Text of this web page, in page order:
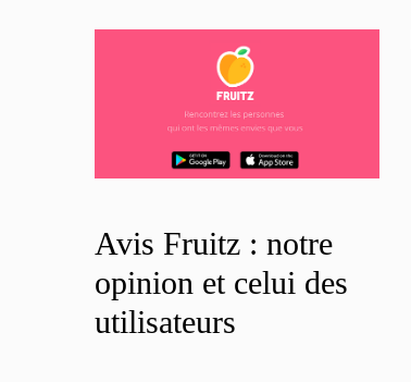
Avis Fruitz : notre
opinion et celui des
utilisateurs